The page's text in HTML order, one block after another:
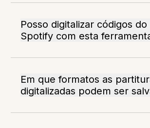
Posso digitalizar códigos do
Spotify com esta
Em que formatos as
digitalizadas podem ser